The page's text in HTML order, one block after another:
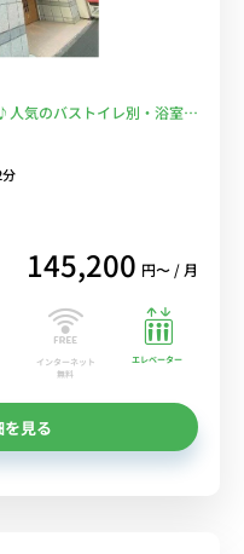
気のバストイレ別・浴室乾
駅」徒歩2分/JR線も徒歩
宿まで乗換なし■選べるWi-
145,200 円〜 / 月
インターネット
無料
エレベーター
を見る